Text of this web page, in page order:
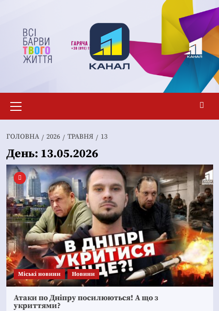
вмісту
меню
ГОЛОВНА 2026 ТРАВНЯ 13
День: 13.05.2026
Mіські новини Новини
Атаки по Дніпру посилюються! А що з
укриттями?